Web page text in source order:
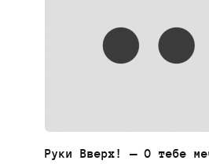
Руки Вверх! — О тебе